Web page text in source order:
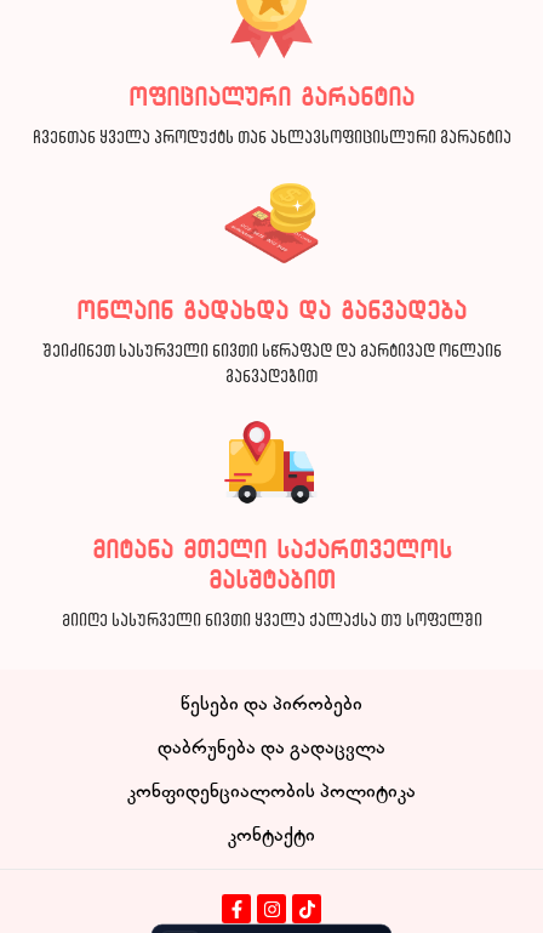
ოფიციალური გარანტია
ჩვენთან ყველა პროდუქტს თან ახლავსოფიცისლური გარანტია
ონლაინ გადახდა და განვადება
შეიძინეთ სასურველი ნივთი სწრაფად და მარტივად ონლაინ
განვადებით
მიტანა მთელი საქართველოს
მასშტაბით
მიიღე სასურველი ნივთი ყველა ქალაქსა თუ სოფელში
წესები და პირობები
დაბრუნება და გადაცვლა
კონფიდენციალობის პოლიტიკა
კონტაქტი